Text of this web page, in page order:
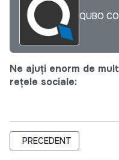
QUBO
Ne ajuți enorm de
rețele sociale:
ARTICOL PRECEDENT:
PRECEDENT